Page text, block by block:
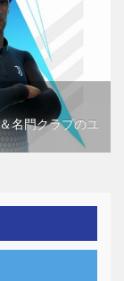
名門クラブのユ